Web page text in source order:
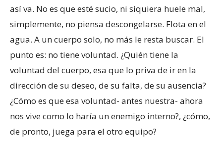
así va. No es que esté sucio, ni siquiera huele mal,
simplemente, no piensa descongelarse. Flota en el
agua. A un cuerpo solo, no más le resta buscar. El
punto es: no tiene voluntad. ¿Quién tiene la
voluntad del cuerpo, esa que lo priva de ir en la
dirección de su deseo, de su falta, de su ausencia?
¿Cómo es que esa voluntad- antes nuestra- ahora
nos vive como lo haría un enemigo interno?, ¿cómo,
de pronto, juega para el otro equipo?